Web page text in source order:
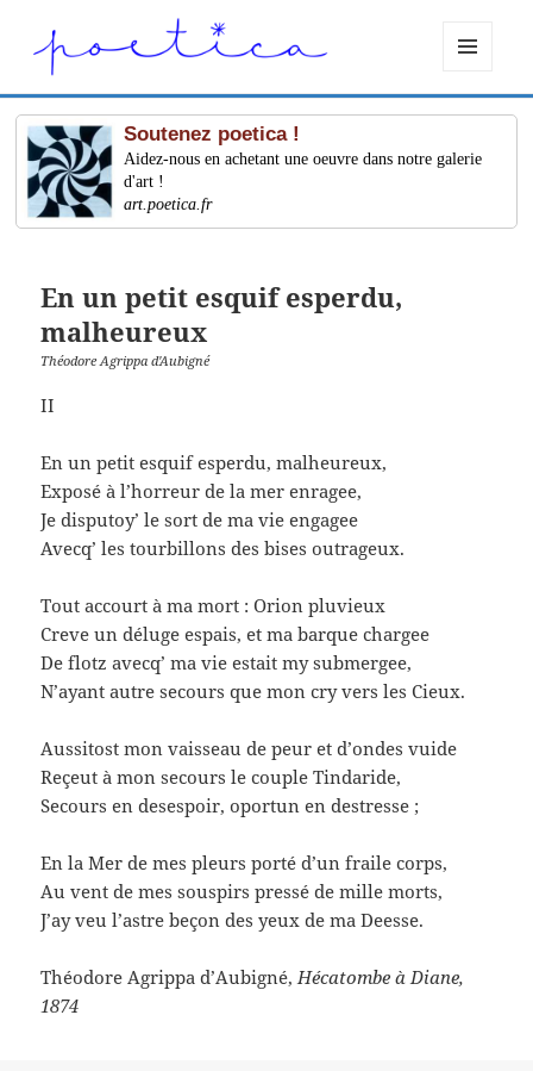
ET
WIDGETS
Soutenez poetica !
Aidez-nous en achetant une oeuvre dans notre galerie
d'art !
art.poetica.fr
En un petit esquif esperdu,
malheureux
Théodore Agrippa d'Aubigné
II
En un petit esquif esperdu, malheureux,
Exposé à l’horreur de la mer enragee,
Je disputoy’ le sort de ma vie engagee
Avecq’ les tourbillons des bises outrageux.
Tout accourt à ma mort : Orion pluvieux
Creve un déluge espais, et ma barque chargee
De flotz avecq’ ma vie estait my submergee,
N’ayant autre secours que mon cry vers les Cieux.
Aussitost mon vaisseau de peur et d’ondes vuide
Reçeut à mon secours le couple Tindaride,
Secours en desespoir, oportun en destresse ;
En la Mer de mes pleurs porté d’un fraile corps,
Au vent de mes souspirs pressé de mille morts,
J’ay veu l’astre beçon des yeux de ma Deesse.
Théodore Agrippa d’Aubigné, Hécatombe à Diane,
1874